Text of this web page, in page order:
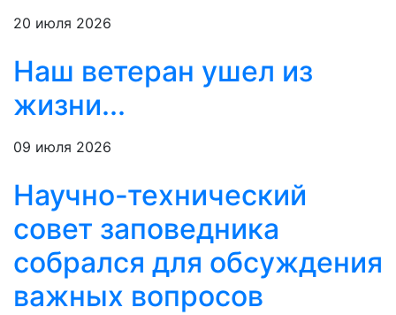
20 июля 2026
Наш ветеран ушел из
жизни...
09 июля 2026
Научно-технический
совет заповедника
собрался для обсуждения
важных вопросов